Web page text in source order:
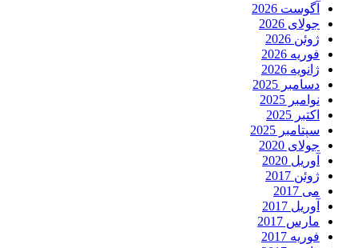
آگوست 2026
جولای 2026
ژوئن 2026
فوریه 2026
ژانویه 2026
دسامبر 2025
نوامبر 2025
اکتبر 2025
سپتامبر 2025
جولای 2020
آوریل 2020
ژوئن 2017
می 2017
آوریل 2017
مارس 2017
فوریه 2017